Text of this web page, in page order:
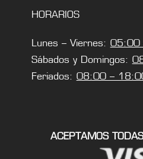
HORARIOS
Lunes – Viernes: 05:00
Sábados y Domingos:
Feriados: 08:00 –
ACEPTAMOS